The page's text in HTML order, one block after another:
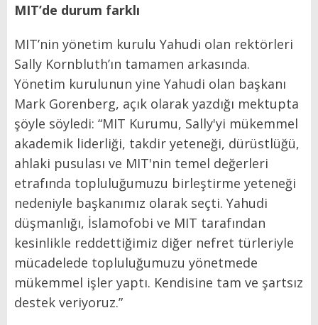
MIT’de durum farklı
MIT’nin yönetim kurulu Yahudi olan rektörleri
Sally Kornbluth’ın tamamen arkasında.
Yönetim kurulunun yine Yahudi olan başkanı
Mark Gorenberg, açık olarak yazdığı mektupta
şöyle söyledi: “MIT Kurumu, Sally'yi mükemmel
akademik liderliği, takdir yeteneği, dürüstlüğü,
ahlaki pusulası ve MIT'nin temel değerleri
etrafında topluluğumuzu birleştirme yeteneği
nedeniyle başkanımız olarak seçti. Yahudi
düşmanlığı, İslamofobi ve MIT tarafından
kesinlikle reddettiğimiz diğer nefret türleriyle
mücadelede topluluğumuzu yönetmede
mükemmel işler yaptı. Kendisine tam ve şartsız
destek veriyoruz.”